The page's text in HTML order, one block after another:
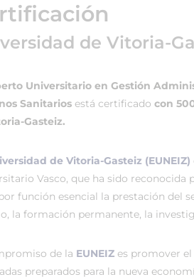
de Vitoria-
Universitario en Gestión
Sanitarios está certificado con
Gasteiz.
de Vitoria-Gasteiz (EUNEIZ)
Vasco, que ha sido reconocida
función esencial la prestación del
la formación permanente, la
de la EUNEIZ es promover
preparados para la nueva